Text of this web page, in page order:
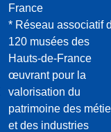
France
* Réseau associatif
120 musées des
Hauts-de-France
œuvrant pour la
valorisation du
patrimoine des
et des industries